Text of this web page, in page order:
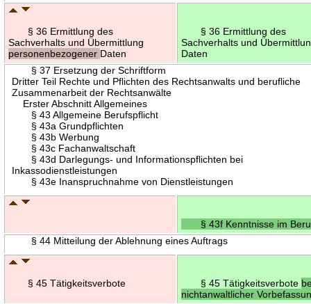
§ 36 Ermittlung des
Sachverhalts und Übermittlung
personenbezogener Daten
§ 36 Ermittlung des
Sachverhalts und
Daten
§ 37 Ersetzung der Schriftform
Dritter Teil Rechte und Pflichten des Rechtsanwalts und berufliche
Zusammenarbeit der Rechtsanwälte
Erster Abschnitt Allgemeines
§ 43 Allgemeine Berufspflicht
§ 43a Grundpflichten
§ 43b Werbung
§ 43c Fachanwaltschaft
§ 43d Darlegungs- und Informationspflichten bei
Inkassodienstleistungen
§ 43e Inanspruchnahme von Dienstleistungen
§ 43f Kenntnisse im
§ 44 Mitteilung der Ablehnung eines Auftrags
§ 45 Tätigkeitsverbote § 45 Tätigkeitsverbote
nichtanwaltlicher